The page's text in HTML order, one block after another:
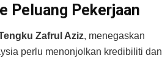
Peluang Pekerjaan
Zafrul Aziz, menegaskan
perlu menonjolkan kredibiliti dan